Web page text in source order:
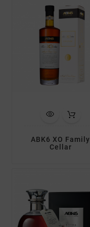
ABK6 XO Family
Cellar